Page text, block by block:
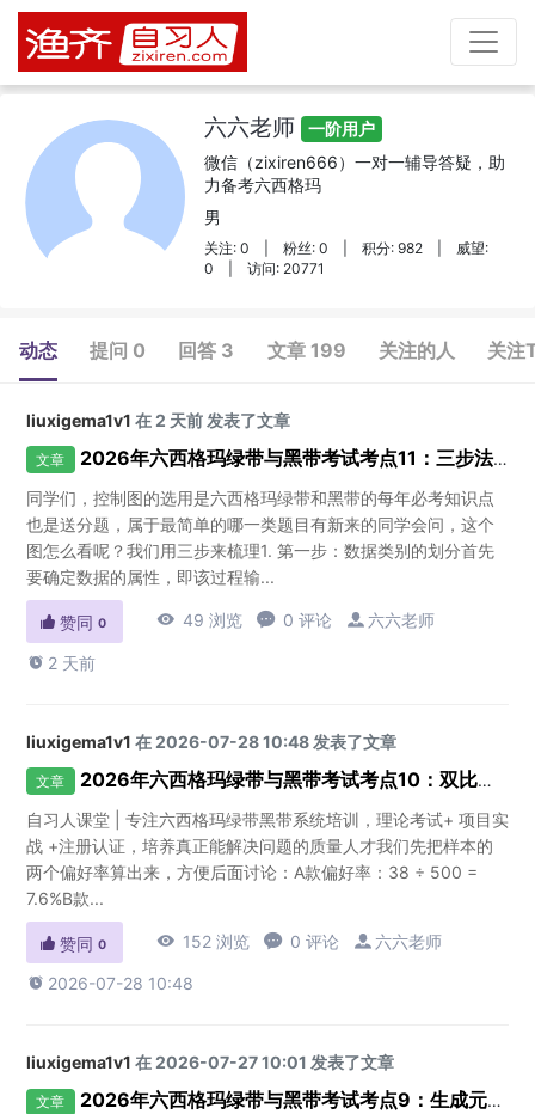
六六老师
一阶用户
微信（zixiren666）一对一辅导答疑，助
力备考六西格玛
男
关注: 0 粉丝: 0 积分: 982
威望:
0
访问: 20771
动态 提问 0 回答 3 文章 199 关注的人 关注
liuxigema1v1 在 2 天前 发表了文章
文章 2026年六西格玛绿带与黑带考试考点11：三步法选择合适的控制图
同学们，控制图的选用是六西格玛绿带和黑带的每年必考知识点
也是送分题，属于最简单的哪一类题目有新来的同学会问，这个
图怎么看呢？我们用三步来梳理1. 第一步：数据类别的划分首先
要确定数据的属性，即该过程输...
 赞同 0  49 浏览  0 评论  六六老师
 2 天前
liuxigema1v1 在 2026-07-28 10:48 发表了文章
文章 2026年六西格玛绿带与黑带考试考点10：双比率假设检验如何看P值和置信区间
自习人课堂 | 专注六西格玛绿带黑带系统培训，理论考试+ 项目实
战 +注册认证，培养真正能解决问题的质量人才我们先把样本的
两个偏好率算出来，方便后面讨论：A款偏好率：38 ÷ 500 =
7.6%B款...
 赞同 0  152 浏览  0 评论  六六老师
 2026-07-28 10:48
liuxigema1v1 在 2026-07-27 10:01 发表了文章
文章 2026年六西格玛绿带与黑带考试考点9：生成元怎么看？